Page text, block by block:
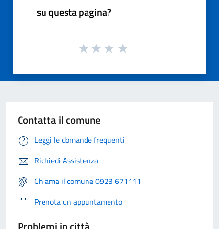
su questa pagina?
Contatta il comune
Leggi le domande frequenti
Richiedi Assistenza
Chiama il comune 0923 671111
Prenota un appuntamento
Problemi in città